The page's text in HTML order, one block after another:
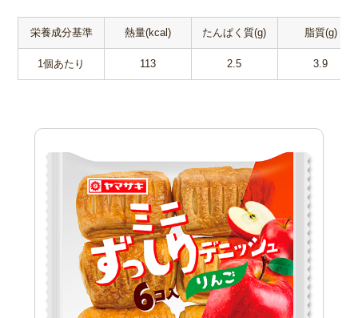
栄養成分基準
1個あたり
熱量(kcal)
113
たんぱく質(g)
2.5
脂質(g)
3.9